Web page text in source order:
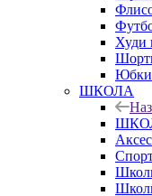
Худи
Юбки
ШКОЛА